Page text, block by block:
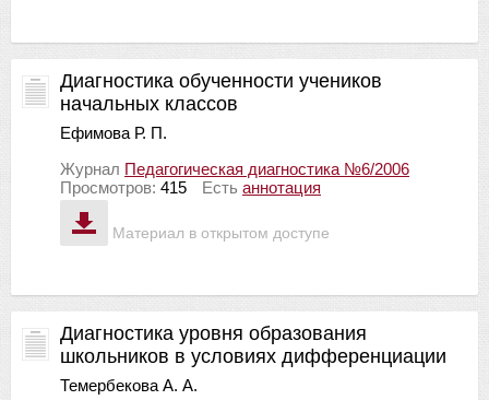
Материал в открытом доступе
Диагностика обученности учеников
начальных классов
Ефимова Р. П.
Журнал Педагогическая диагностика №6/2006
Просмотров: 415 Есть аннотация
Диагностика уровня образования
школьников в условиях дифференциации
Темербекова А. А.